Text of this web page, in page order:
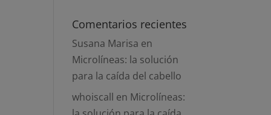
Comentarios recientes
Susana Marisa en
Microlíneas: la solución
para la caída del cabello
whoiscall en Microlíneas: